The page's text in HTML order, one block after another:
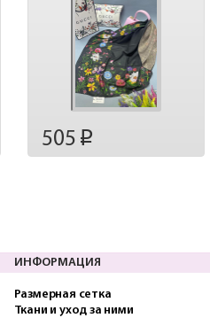
505 p
ИНФОРМАЦИЯ
Размерная сетка
Ткани и уход за ними